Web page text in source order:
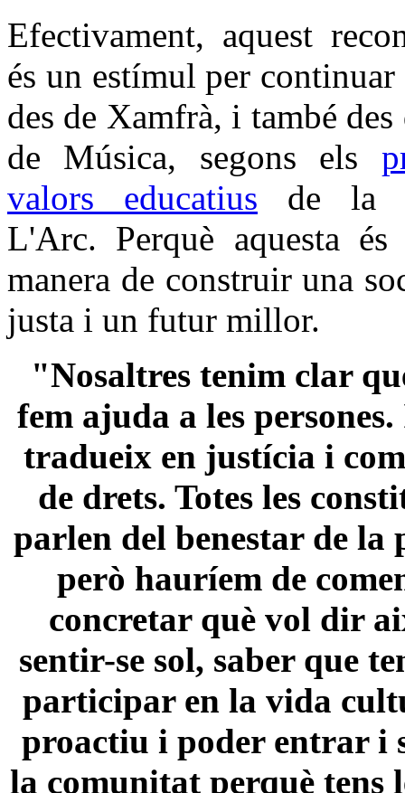
Efectivament, aquest
és un estímul per
des de Xamfrà, i també
de Música, segons els
valors educatius de la
L'Arc. Perquè aquesta
manera de construir una
justa i un futur millor.
"Nosaltres tenim clar
fem ajuda a les
tradueix en justícia i
de drets. Totes les
parlen del benestar de la
però hauríem de
concretar què vol dir
sentir-se sol, saber que
participar en la vida
proactiu i poder entrar i
la comunitat perquè tens